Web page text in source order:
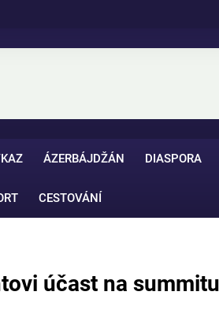
ÁZERBÁJDŽÁN DIASPORA
CESTOVÁNÍ
účast na summitu